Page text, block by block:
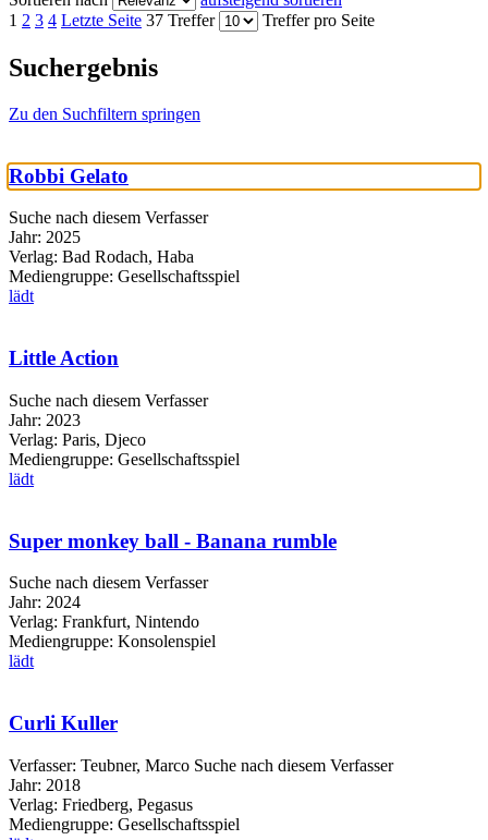
1 2 3 4 Letzte Seite 37 Treffer Treffer pro Seite
Suchergebnis
Zu den Suchfiltern springen
Robbi Gelato
Suche nach diesem Verfasser
Jahr: 2025
Verlag: Bad Rodach, Haba
Mediengruppe: Gesellschaftsspiel
lädt
Little Action
Suche nach diesem Verfasser
Jahr: 2023
Verlag: Paris, Djeco
Mediengruppe: Gesellschaftsspiel
lädt
Super monkey ball - Banana rumble
Suche nach diesem Verfasser
Jahr: 2024
Verlag: Frankfurt, Nintendo
Mediengruppe: Konsolenspiel
lädt
Curli Kuller
Verfasser: Teubner, Marco Suche nach diesem Verfasser
Jahr: 2018
Verlag: Friedberg, Pegasus
Mediengruppe: Gesellschaftsspiel